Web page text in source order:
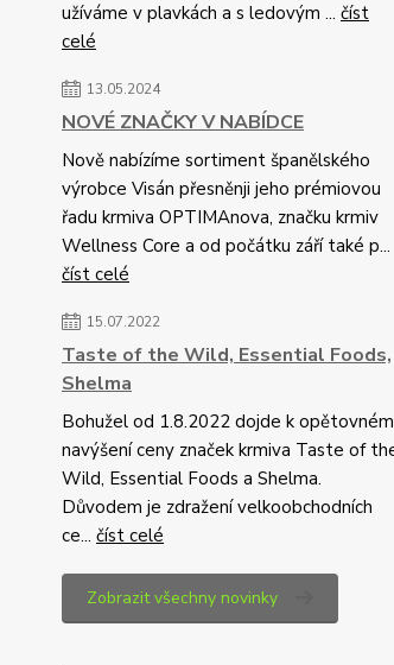
užíváme v plavkách a s ledovým ... číst
celé
13.05.2024
NOVÉ ZNAČKY V NABÍDCE
Nově nabízíme sortiment španělského
výrobce Visán přesněnji jeho prémiovou
řadu krmiva OPTIMAnova, značku krmiv
Wellness Core a od počátku září také p...
číst celé
15.07.2022
Taste of the Wild, Essential Foods,
Shelma
Bohužel od 1.8.2022 dojde k
navýšení ceny značek krmiva Taste of
Wild, Essential Foods a Shelma.
Důvodem je zdražení velkoobchodních
ce... číst celé
Zobrazit všechny novinky